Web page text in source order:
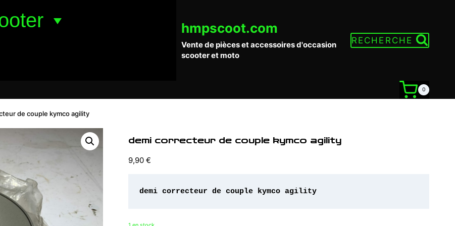
hmpscoot.com
Vente de pièces et accessoires d'occasion
scooter et moto
RECHERCHE
0
de couple kymco agility
demi correcteur de couple kymco agility
9,90 €